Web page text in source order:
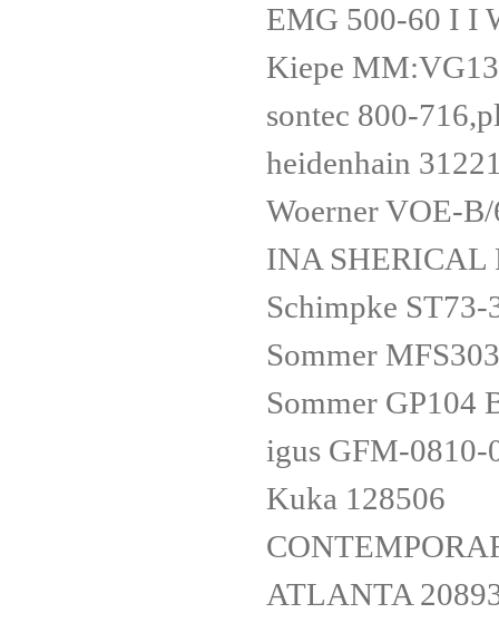
EMG 500-60 I I
Kiepe
sontec 800-
heidenhain
Woerner VOE-
INA SHERICAL
Schimpke ST73-
Sommer
Sommer GP104
igus GFM-
Kuka 128506
ATLANTA